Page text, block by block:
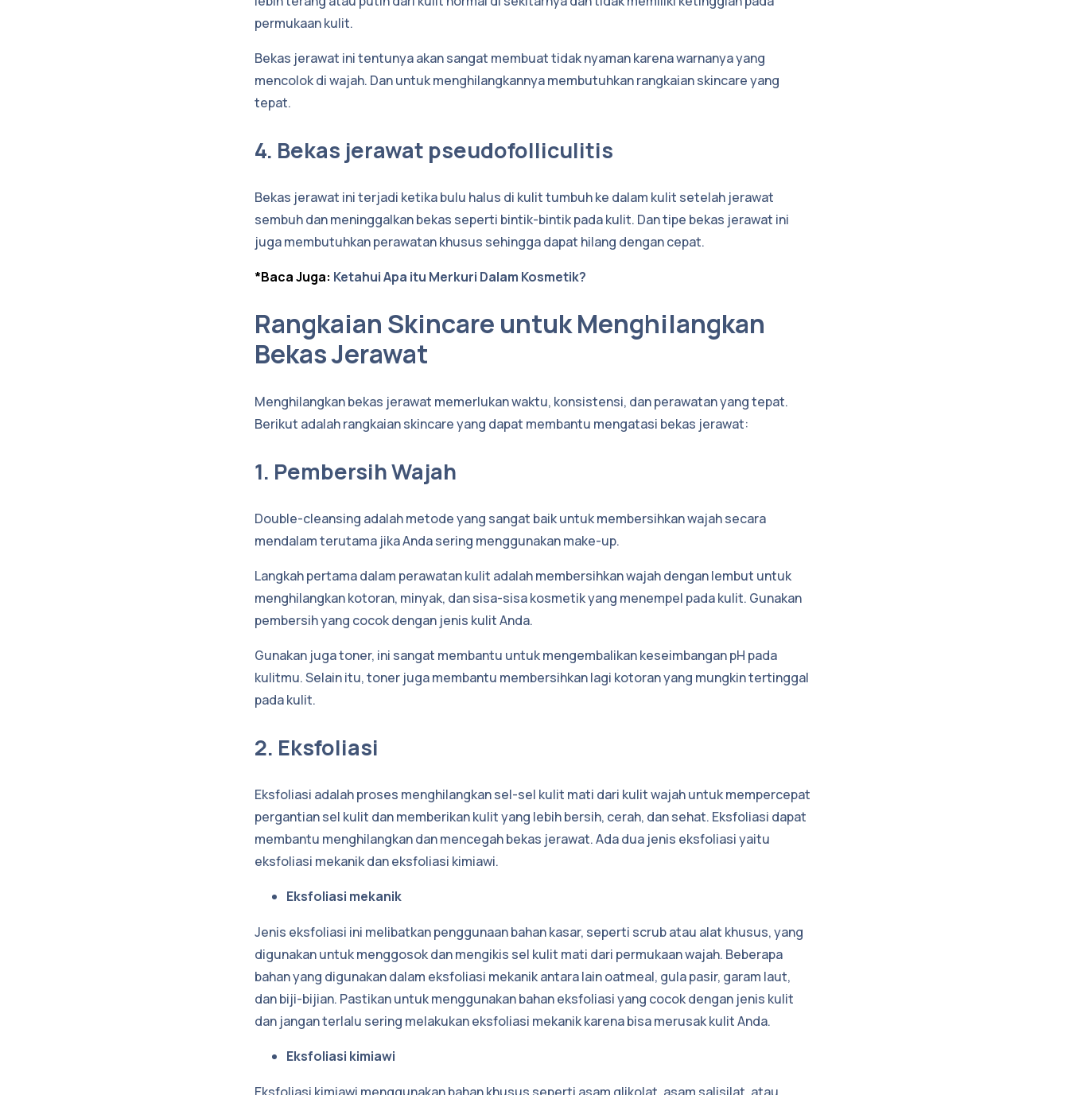
permukaan kulit.
Bekas jerawat ini tentunya akan sangat membuat tidak nyaman karena warnanya yang
mencolok di wajah. Dan untuk menghilangkannya membutuhkan rangkaian skincare yang
tepat.
4. Bekas jerawat pseudofolliculitis
Bekas jerawat ini terjadi ketika bulu halus di kulit tumbuh ke dalam kulit setelah jerawat
sembuh dan meninggalkan bekas seperti bintik-bintik pada kulit. Dan tipe bekas jerawat ini
juga membutuhkan perawatan khusus sehingga dapat hilang dengan cepat.
*Baca Juga: Ketahui Apa itu Merkuri Dalam Kosmetik?
Rangkaian Skincare untuk Menghilangkan
Bekas Jerawat
Menghilangkan bekas jerawat memerlukan waktu, konsistensi, dan perawatan yang tepat.
Berikut adalah rangkaian skincare yang dapat membantu mengatasi bekas jerawat:
1. Pembersih Wajah
Double-cleansing adalah metode yang sangat baik untuk membersihkan wajah secara
mendalam terutama jika Anda sering menggunakan make-up.
Langkah pertama dalam perawatan kulit adalah membersihkan wajah dengan lembut untuk
menghilangkan kotoran, minyak, dan sisa-sisa kosmetik yang menempel pada kulit. Gunakan
pembersih yang cocok dengan jenis kulit Anda.
Gunakan juga toner, ini sangat membantu untuk mengembalikan keseimbangan pH pada
kulitmu. Selain itu, toner juga membantu membersihkan lagi kotoran yang mungkin tertinggal
pada kulit.
2. Eksfoliasi
Eksfoliasi adalah proses menghilangkan sel-sel kulit mati dari kulit wajah untuk mempercepat
pergantian sel kulit dan memberikan kulit yang lebih bersih, cerah, dan sehat. Eksfoliasi dapat
membantu menghilangkan dan mencegah bekas jerawat. Ada dua jenis eksfoliasi yaitu
eksfoliasi mekanik dan eksfoliasi kimiawi.
Eksfoliasi mekanik
Jenis eksfoliasi ini melibatkan penggunaan bahan kasar, seperti scrub atau alat khusus, yang
digunakan untuk menggosok dan mengikis sel kulit mati dari permukaan wajah. Beberapa
bahan yang digunakan dalam eksfoliasi mekanik antara lain oatmeal, gula pasir, garam laut,
dan biji-bijian. Pastikan untuk menggunakan bahan eksfoliasi yang cocok dengan jenis kulit
dan jangan terlalu sering melakukan eksfoliasi mekanik karena bisa merusak kulit Anda.
Eksfoliasi kimiawi